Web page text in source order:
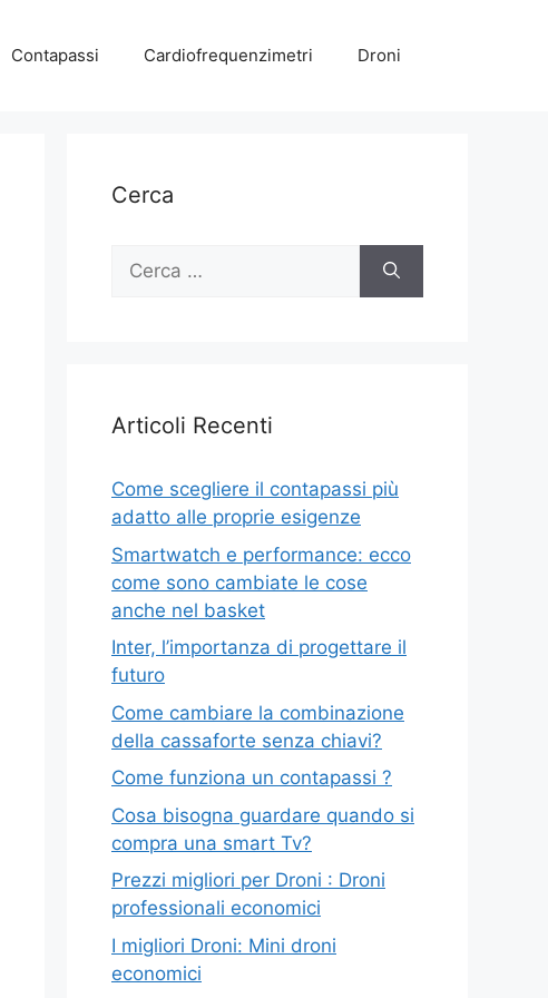
Contapassi Cardiofrequenzimetri Droni
Cerca
Ricerca
Articoli Recenti
Come scegliere il contapassi più
adatto alle proprie esigenze
Smartwatch e performance: ecco
come sono cambiate le cose
anche nel basket
Inter, l’importanza di progettare il
futuro
Come cambiare la combinazione
della cassaforte senza chiavi?
Come funziona un contapassi ?
Cosa bisogna guardare quando si
compra una smart Tv?
Prezzi migliori per Droni : Droni
professionali economici
I migliori Droni: Mini droni
economici